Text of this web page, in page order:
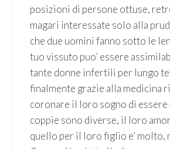
posizioni di persone ottuse,
magari interessate solo alla
che due uomini fanno sotto le
tuo vissuto puo’ essere
tante donne infertili per lungo
finalmente grazie alla medicina
coronare il loro sogno di essere
coppie sono diverse, il loro
quello per il loro figlio e’ molto,